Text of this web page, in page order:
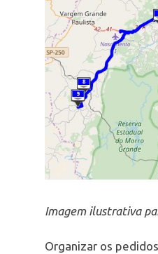
Imagem ilustrativa
Organizar os